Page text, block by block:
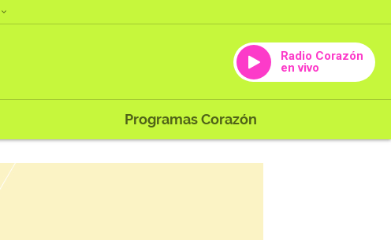
Radio Corazón
en vivo
Programas Corazón